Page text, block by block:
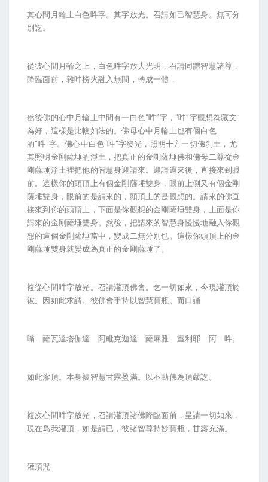
其心間月輪上白色吽字。其字放光。召請如己智慧身。無可分
別訖。
從彼心間月輪之上，白色吽字放大光明，召請同體智慧諸尊，
降臨面前，雜吽榜火融入無間，轉成一體，
然後佛的心中月輪上中間有一白色“吽”字，“吽”字觀想為藏文
為好，這樣是比較如法的。佛母心中月輪上也有個白色
的“吽”字。佛心中白色“吽”字發光，照明十方一切佛刹土，尤
其照明金剛薩埵的淨土，把真正的金剛薩埵佛和佛母二尊從金
剛薩埵淨土裡把他的智慧身迎請來。迎請過來後，直接來到眼
前。這樣你的頭頂上有個金剛薩埵雙身，眼前上側又有個金剛
薩埵雙身，眼前的是請來的，頭頂上的是觀想的。請來的佛直
接來到你的頭頂上，下面是你觀想的金剛薩埵雙身，上面是你
請來的金剛薩埵雙身。然後，把請來的智慧身慢慢地融入你觀
想的這個金剛薩埵當中，變成二無分別也。這樣你頭頂上的金
剛薩埵雙身就變成為真正的金剛薩埵了。
複從心間吽字放光。召請灌頂佛會。乞一切如來，今現灌頂於
彼。因如此求請。彼佛會手持以智慧寶瓶。而口誦
嗡 薩瓦達塔伽達 阿毗克迦達 薩麻雅 室利耶 阿 吽。
如此灌頂。本身被智慧甘露盈滿。以不動佛為頂嚴訖。
複次心間吽字放光，召請灌頂諸佛降臨面前，呈請一切如來，
現在爲我灌頂，如是請已，彼諸智尊持妙寶瓶，甘露充滿。
灌頂咒